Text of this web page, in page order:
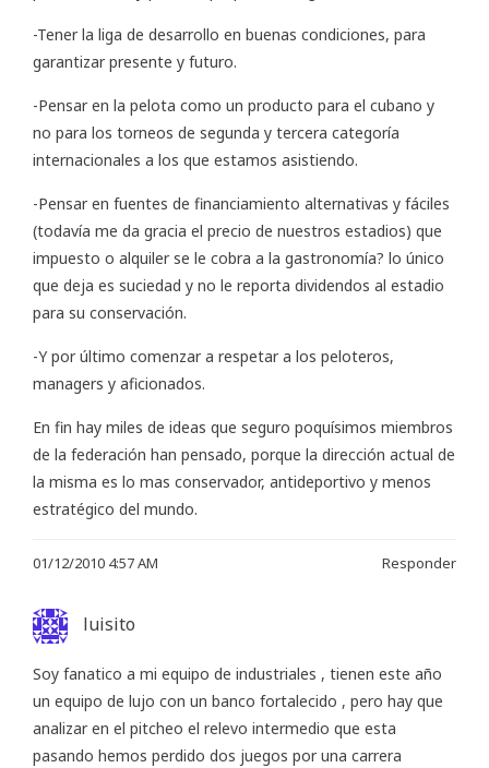
-Tener la liga de desarrollo en buenas condiciones, para
garantizar presente y futuro.
-Pensar en la pelota como un producto para el cubano y
no para los torneos de segunda y tercera categoría
internacionales a los que estamos asistiendo.
-Pensar en fuentes de financiamiento alternativas y fáciles
(todavía me da gracia el precio de nuestros estadios) que
impuesto o alquiler se le cobra a la gastronomía? lo único
que deja es suciedad y no le reporta dividendos al estadio
para su conservación.
-Y por último comenzar a respetar a los peloteros,
managers y aficionados.
En fin hay miles de ideas que seguro poquísimos miembros
de la federación han pensado, porque la dirección actual de
la misma es lo mas conservador, antideportivo y menos
estratégico del mundo.
01/12/2010 4:57 AM Responder
luisito
Soy fanatico a mi equipo de industriales , tienen este año
un equipo de lujo con un banco fortalecido , pero hay que
analizar en el pitcheo el relevo intermedio que esta
pasando hemos perdido dos juegos por una carrera